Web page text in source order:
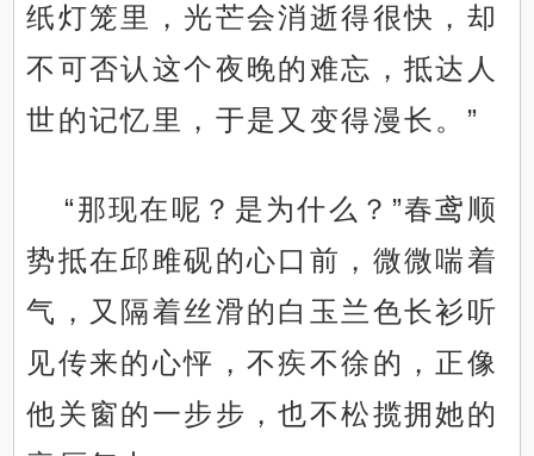
纸灯笼里，光芒会消逝得很快，却
不可否认这个夜晚的难忘，抵达人
世的记忆里，于是又变得漫长。”
“那现在呢？是为什么？”春鸢顺
势抵在邱雎砚的心口前，微微喘着
气，又隔着丝滑的白玉兰色长衫听
见传来的心怦，不疾不徐的，正像
他关窗的一步步，也不松揽拥她的